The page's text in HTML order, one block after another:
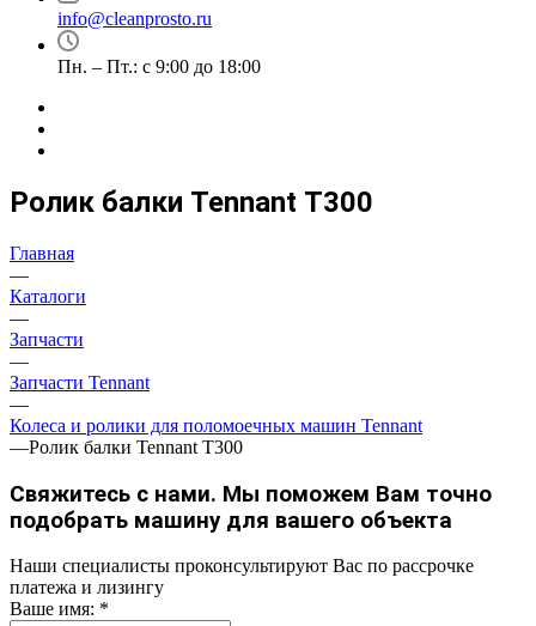
info@cleanprosto.ru
Пн. – Пт.: с 9:00 до 18:00
Ролик балки Tennant Т300
Главная
—
Каталоги
—
Запчасти
—
Запчасти Tennant
—
Колеса и ролики для поломоечных машин Tennant
—Ролик балки Tennant Т300
Свяжитесь с нами. Мы поможем Вам точно
подобрать машину для вашего объекта
Наши специалисты проконсультируют Вас по рассрочке
платежа и лизингу
Ваше имя: *